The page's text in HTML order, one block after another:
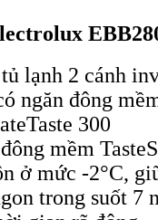
lạnh 2 cánh
ngăn đông
300
mềm
ở mức -2°C,
trong suốt 7